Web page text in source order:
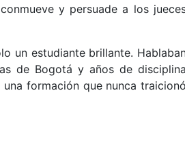
y persuade a los
un estudiante brillante.
de Bogotá y años de disciplina
formación que nunca traicionó